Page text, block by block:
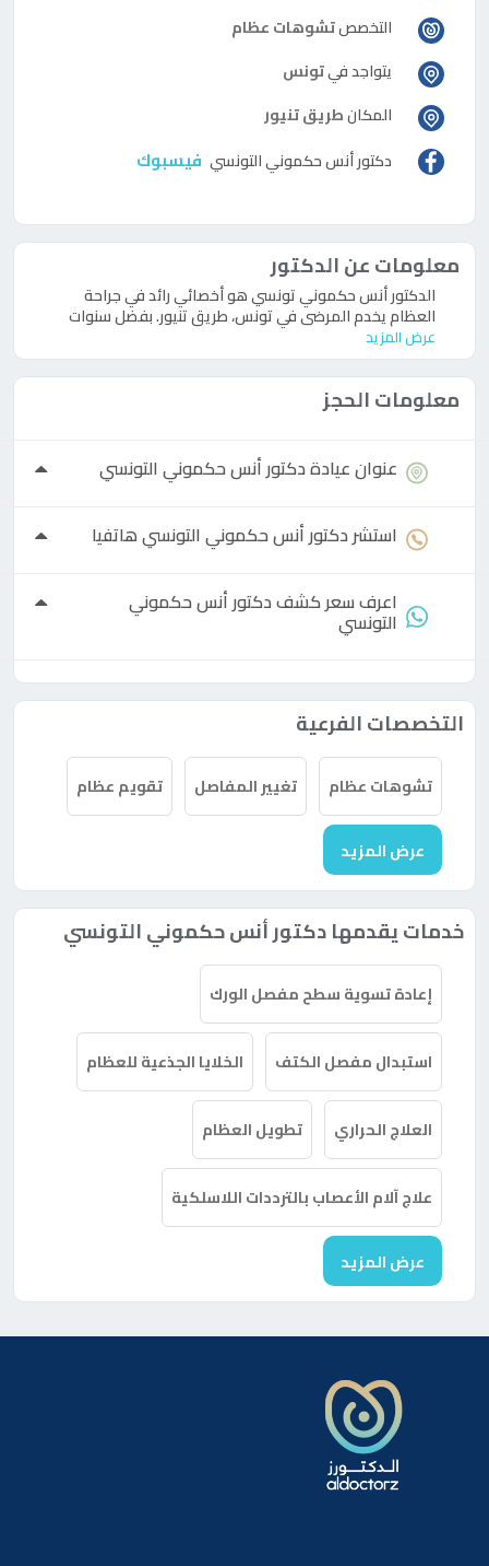
التخصصتشوهات عظام
يتواجد فيتونس
المكانطريق تنيور
دكتورأنس حكموني التونسي فيسبوك
معلومات عن الدكتور
الدكتور أنس حكموني تونسي هو أخصائي رائد في جراحة
العظام يخدم المرضى في تونس، طريق تنيور. بفضل سنوات
عرض المزيد
معلومات الحجز
عنوان عيادةدكتورأنس حكموني التونسي
استشردكتورأنس حكموني التونسي هاتفيا
اعرف سعر كشفدكتورأنس حكموني
التونسي
التخصصات الفرعية
تشوهات عظام تغيير المفاصل تقويم عظام
عرض المزيد
خدمات يقدمها دكتور أنس حكموني التونسي
إعادة تسوية سطح مفصل الورك
استبدال مفصل الكتف الخلايا الجذعية للعظام
العلاج الحراري تطويل العظام
علاج آلام الأعصاب بالترددات اللاسلكية
عرض المزيد